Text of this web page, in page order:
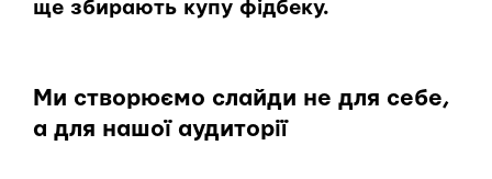
ще збирають купу фідбеку.
Ми створюємо слайди не для себе,
а для нашої аудиторії